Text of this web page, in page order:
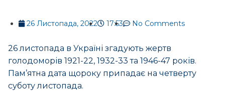
26 Листопада, 2022 17:53 No Comments
26 листопада в Україні згадують жертв
голодоморів 1921-22, 1932-33 та 1946-47 років.
Пам’ятна дата щороку припадає на четверту
суботу листопада.